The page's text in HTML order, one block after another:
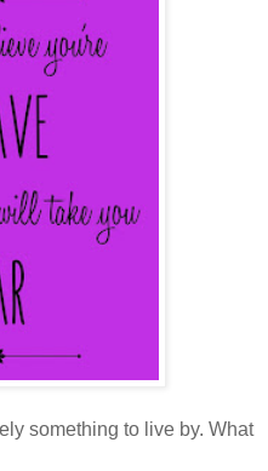
something to live by. What